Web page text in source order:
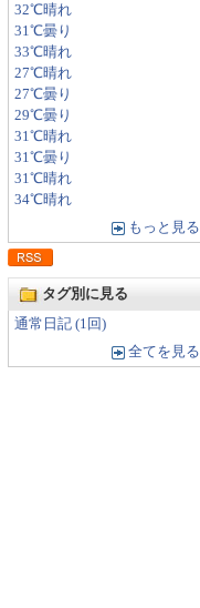
32℃晴れ
31℃曇り
33℃晴れ
27℃晴れ
27℃曇り
29℃曇り
31℃晴れ
31℃曇り
31℃晴れ
34℃晴れ
もっと見る
タグ別に見る
通常日記 (1回)
全てを見る